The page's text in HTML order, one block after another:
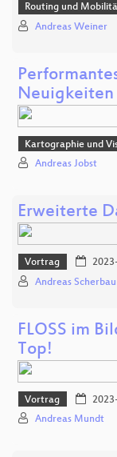
Routing und
Andreas Weiner
Neuigkeiten
Kartographie und
Andreas Jobst
Erweiterte
Vortrag
Andreas
FLOSS im
Top!
Vortrag
Andreas Mundt